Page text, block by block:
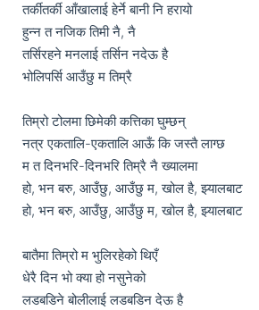
तर्कीतर्की आँखालाई हेर्ने बानी नि हरायो
हुन्न त नजिक तिमी नै, नै
तर्सिरहने मनलाई तर्सिन नदेऊ है
भोलिपर्सि आउँछु म तिम्रै
तिम्रो टोलमा छिमेकी कत्तिका घुम्छन्
नत्र एकतालि-एकतालि आऊँ कि जस्तै लाग्छ
म त दिनभरि-दिनभरि तिम्रै नै ख्यालमा
हो, भन बरु, आउँछु, आउँछु म, खोल है, झ्यालबाट
हो, भन बरु, आउँछु, आउँछु म, खोल है, झ्यालबाट
बातैमा तिम्रो म भुलिरहेको थिएँ
धेरै दिन भो क्या हो नसुनेको
लडबडिने बोलीलाई लडबडिन देऊ है